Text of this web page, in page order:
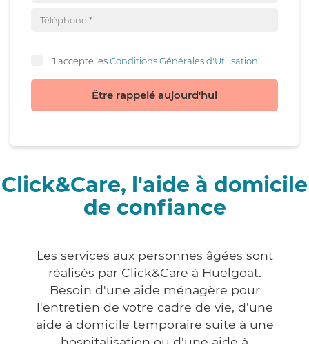
J'accepte lesConditions Générales d'Utilisation
Être rappelé aujourd'hui
Click&Care, l'aide à domicile
de confiance
Les services aux personnes âgées sont
réalisés par Click&Care à Huelgoat.
Besoin d'une aide ménagère pour
l'entretien de votre cadre de vie, d'une
aide à domicile temporaire suite à une